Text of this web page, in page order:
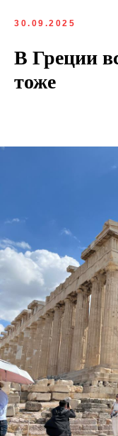
30.09.2025
В Греции
тоже